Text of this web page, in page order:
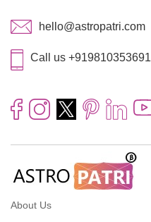
hello@astropatri.com
Call us +919810353691
About Us